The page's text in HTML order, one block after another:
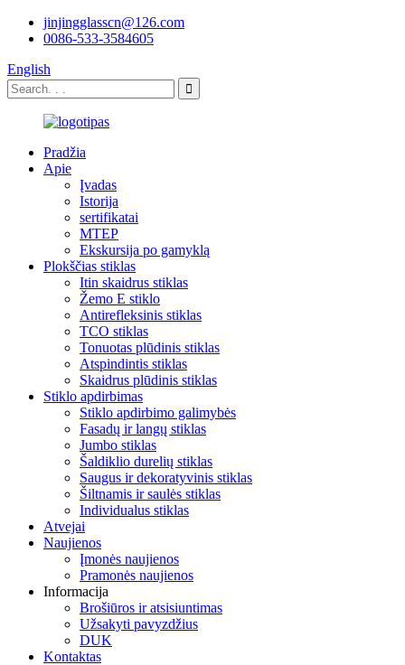
jinjingglasscn@126.com
0086-533-3584605
English
Pradžia
Apie
Įvadas
Istorija
sertifikatai
MTEP
Ekskursija po gamyklą
Plokščias stiklas
Itin skaidrus stiklas
Žemo E stiklo
Antirefleksinis stiklas
TCO stiklas
Tonuotas plūdinis stiklas
Atspindintis stiklas
Skaidrus plūdinis stiklas
Stiklo apdirbimas
Stiklo apdirbimo galimybės
Fasadų ir langų stiklas
Jumbo stiklas
Šaldiklio durelių stiklas
Saugus ir dekoratyvinis stiklas
Šiltnamis ir saulės stiklas
Individualus stiklas
Atvejai
Naujienos
Įmonės naujienos
Pramonės naujienos
Informacija
Brošiūros ir atsisiuntimas
Užsakyti pavyzdžius
DUK
Kontaktas